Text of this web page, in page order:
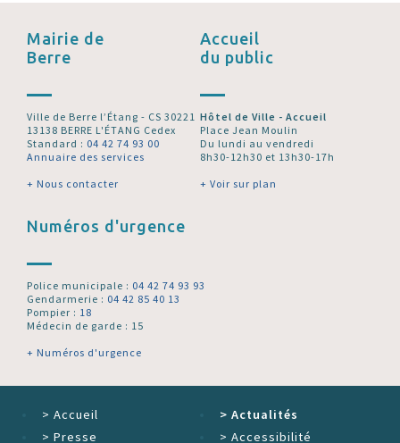
Mairie de
Berre
Ville de Berre l’Étang - CS 30221
13138 BERRE L'ÉTANG Cedex
Standard : 04 42 74 93 00
Annuaire des services
+ Nous contacter
Accueil
du public
Hôtel de Ville - Accueil
Place Jean Moulin
Du lundi au vendredi
8h30-12h30 et 13h30-17h
+ Voir sur plan
Numéros d'urgence
Police municipale : 04 42 74 93 93
Gendarmerie : 04 42 85 40 13
Pompier : 18
Médecin de garde : 15
+ Numéros d'urgence
> Accueil > Actualités
> Presse > Accessibilité